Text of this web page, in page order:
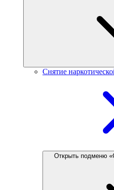
Снятие
Открыть подменю